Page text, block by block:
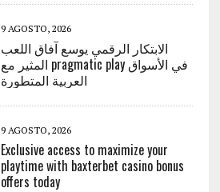
9 AGOSTO, 2026
الابتكار الرقمي يوسع آفاق اللعب
المثير مع pragmatic play في الأسواق
العربية المتطورة
9 AGOSTO, 2026
Exclusive access to maximize your
playtime with baxterbet casino bonus
offers today